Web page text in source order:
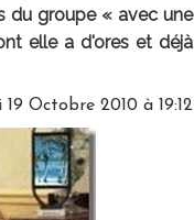
du groupe « avec une
elle a d'ores et déjà
19 Octobre 2010 à 19:12